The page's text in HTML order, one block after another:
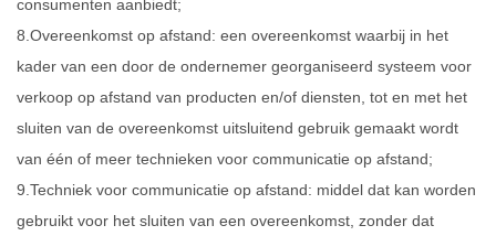
consumenten aanbiedt;
8.Overeenkomst op afstand: een overeenkomst waarbij in het
kader van een door de ondernemer georganiseerd systeem voor
verkoop op afstand van producten en/of diensten, tot en met het
sluiten van de overeenkomst uitsluitend gebruik gemaakt wordt
van één of meer technieken voor communicatie op afstand;
9.Techniek voor communicatie op afstand: middel dat kan worden
gebruikt voor het sluiten van een overeenkomst, zonder dat